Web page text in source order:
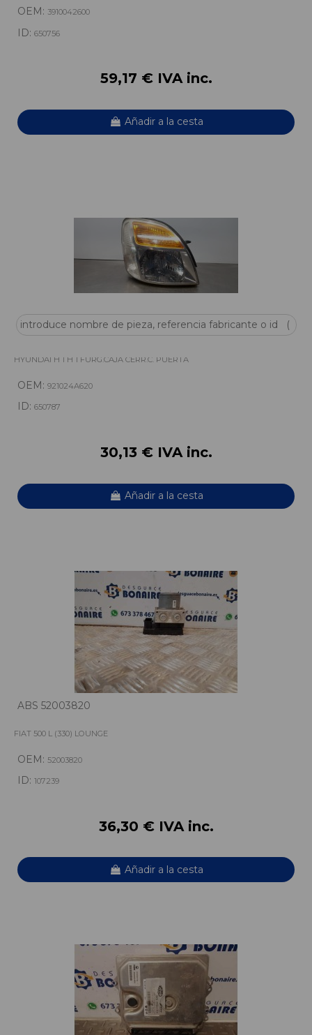
OEM: 3910042600
ID: 650756
59,17 € IVA inc.
Añadir a la cesta
FARO DERECHO 921024A620
HYUNDAI H 1 H 1 FURG.CAJA CERR.C. PUERTA
OEM: 921024A620
ID: 650787
30,13 € IVA inc.
Añadir a la cesta
ABS 52003820
FIAT 500 L (330) LOUNGE
OEM: 52003820
ID: 107239
36,30 € IVA inc.
Añadir a la cesta